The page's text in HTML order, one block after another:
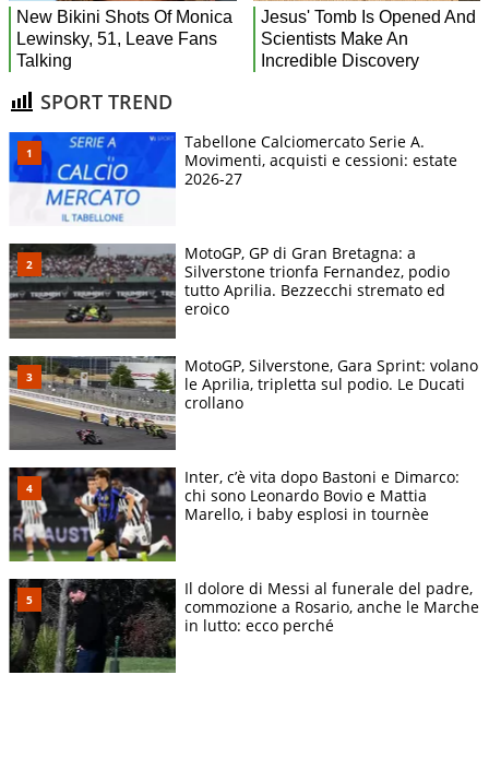
SPORT TREND
Tabellone Calciomercato Serie A.
Movimenti, acquisti e cessioni: estate
2026-27
MotoGP, GP di Gran Bretagna: a
Silverstone trionfa Fernandez, podio
tutto Aprilia. Bezzecchi stremato ed
eroico
MotoGP, Silverstone, Gara Sprint: volano
le Aprilia, tripletta sul podio. Le Ducati
crollano
Inter, c’è vita dopo Bastoni e Dimarco:
chi sono Leonardo Bovio e Mattia
Marello, i baby esplosi in tournèe
Il dolore di Messi al funerale del padre,
commozione a Rosario, anche le Marche
in lutto: ecco perché